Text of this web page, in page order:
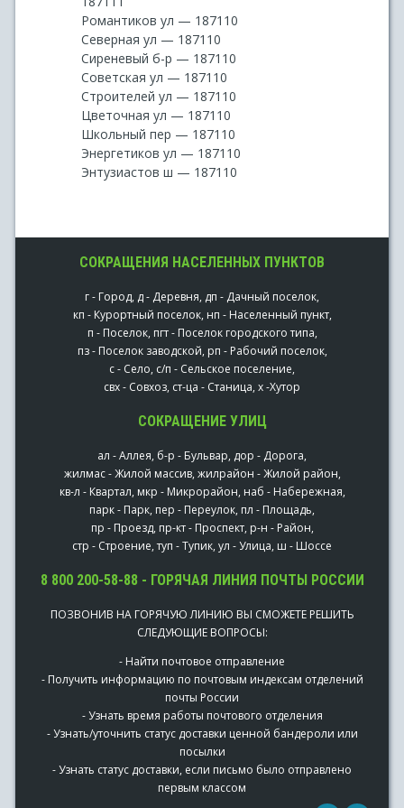
Романтиков ул — 187110
Северная ул — 187110
Сиреневый б-р — 187110
Советская ул — 187110
Строителей ул — 187110
Цветочная ул — 187110
Школьный пер — 187110
Энергетиков ул — 187110
Энтузиастов ш — 187110
СОКРАЩЕНИЯ НАСЕЛЕННЫХ ПУНКТОВ
г - Город, д - Деревня, дп - Дачный поселок,
кп - Курортный поселок, нп - Населенный пункт,
п - Поселок, пгт - Поселок городского типа,
пз - Поселок заводской, рп - Рабочий поселок,
с - Село, с/п - Сельское поселение,
свх - Совхоз, ст-ца - Станица, х -Хутор
СОКРАЩЕНИЕ УЛИЦ
ал - Аллея, б-р - Бульвар, дор - Дорога,
жилмас - Жилой массив, жилрайон - Жилой район,
кв-л - Квартал, мкр - Микрорайон, наб - Набережная,
парк - Парк, пер - Переулок, пл - Площадь,
пр - Проезд, пр-кт - Проспект, р-н - Район,
стр - Строение, туп - Тупик, ул - Улица, ш - Шоссе
8 800 200-58-88 - ГОРЯЧАЯ ЛИНИЯ ПОЧТЫ РОССИИ
ПОЗВОНИВ НА ГОРЯЧУЮ ЛИНИЮ ВЫ СМОЖЕТЕ РЕШИТЬ
СЛЕДУЮЩИЕ ВОПРОСЫ:
- Найти почтовое отправление
- Получить информацию по почтовым индексам отделений
почты России
- Узнать время работы почтового отделения
- Узнать/уточнить статус доставки ценной бандероли или
посылки
- Узнать статус доставки, если письмо было отправлено
первым классом